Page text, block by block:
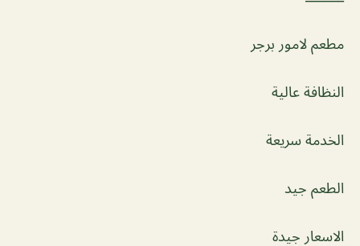
مطعم لامور برجر
النظافة عالية
الخدمة سريعة
الطعم جيد
الاسعار جيدة